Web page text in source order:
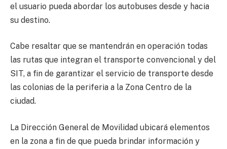
el usuario pueda abordar los autobuses desde y hacia
su destino.
Cabe resaltar que se mantendrán en operación todas
las rutas que integran el transporte convencional y del
SIT, a fin de garantizar el servicio de transporte desde
las colonias de la periferia a la Zona Centro de la
ciudad.
La Dirección General de Movilidad ubicará elementos
en la zona a fin de que pueda brindar información y